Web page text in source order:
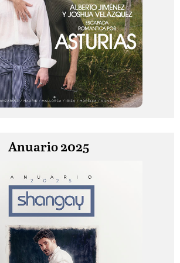
Anuario 2025